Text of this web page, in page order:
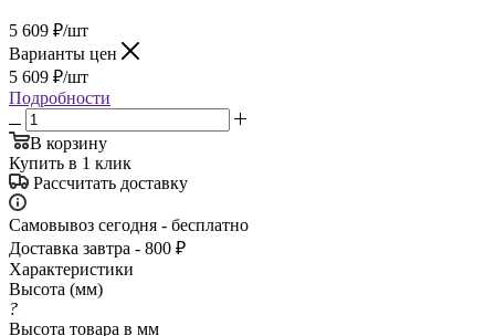
5 609 ₽/шт
Варианты цен
5 609 ₽/шт
Подробности
В корзину
Купить в 1 клик
Рассчитать доставку
Самовывоз сегодня - бесплатно
Доставка завтра - 800 ₽
Характеристики
Высота (мм)
?
Высота товара в мм